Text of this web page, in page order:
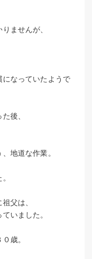
ませんが、
になっていたようで
後、
地道な作業。
父は、
いました。
歳。